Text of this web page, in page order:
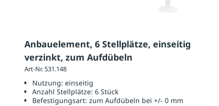
Anbauelement, 6 Stellplätze, einseitig
verzinkt, zum Aufdübeln
Art-Nr. 531.148
Nutzung: einseitig
Anzahl Stellplätze: 6 Stück
Befestigungsart: zum Aufdübeln bei +/- 0 mm